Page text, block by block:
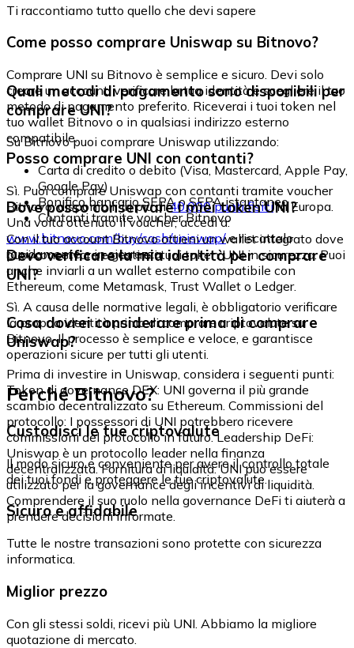
Ti raccontiamo tutto quello che devi sapere
Come posso comprare Uniswap su Bitnovo?
Comprare UNI su Bitnovo è semplice e sicuro. Devi solo
creare un account, verificare la tua identità e scegliere il tuo
metodo di pagamento preferito. Riceverai i tuoi token nel
tuo wallet Bitnovo o in qualsiasi indirizzo esterno
compatibile.
Quali metodi di pagamento sono disponibili per
comprare UNI?
Su Bitnovo puoi comprare Uniswap utilizzando:
Carta di credito o debito (Visa, Mastercard, Apple Pay,
Google Pay)
Bonifico bancario SEPA o SEPA istantaneo
Contanti tramite voucher Bitnovo
Posso comprare UNI con contanti?
Sì. Puoi comprare Uniswap con contanti tramite voucher
Bitnovo, disponibili in più di40.000 punti fisiciin Europa.
Una volta ottenuto il voucher, accedi a:
www.bitnovo.com/buy/cash/uniswap/e riscattalo
rapidamente e in sicurezza.
Dove posso conservare i miei token UNI?
Con il tuo account Bitnovo ottieni un wallet integrato dove
puoi conservare e gestire i tuoi token UNI in sicurezza. Puoi
anche inviarli a un wallet esterno compatibile con
Ethereum, come Metamask, Trust Wallet o Ledger.
Devo verificare la mia identità per comprare
UNI?
Sì. A causa delle normative legali, è obbligatorio verificare
la propria identità prima di comprare criptovalute su
Bitnovo. Il processo è semplice e veloce, e garantisce
operazioni sicure per tutti gli utenti.
Cosa dovrei considerare prima di comprare
Uniswap?
Prima di investire in Uniswap, considera i seguenti punti:
Token di governance DEX: UNI governa il più grande
scambio decentralizzato su Ethereum. Commissioni del
protocollo: I possessori di UNI potrebbero ricevere
commissioni del protocollo in futuro. Leadership DeFi:
Uniswap è un protocollo leader nella finanza
decentralizzata. Fornitura di liquidità: UNI può essere
utilizzato per la governance degli incentivi di liquidità.
Comprendere il suo ruolo nella governance DeFi ti aiuterà a
prendere decisioni informate.
Perché Bitnovo?
Custodisci le tue criptovalute
Il modo sicuro e conveniente per avere il controllo totale
dei tuoi fondi e proteggere le tue criptovalute.
Sicuro e affidabile
Tutte le nostre transazioni sono protette con sicurezza
informatica.
Miglior prezzo
Con gli stessi soldi, ricevi più UNI. Abbiamo la migliore
quotazione di mercato.